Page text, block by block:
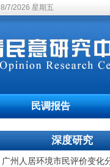
8/7/2026 星期五
民调报告
深度研究
广州人居环境市民评价变化